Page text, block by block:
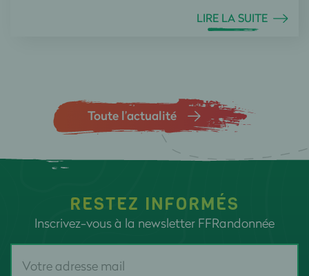
LIRE LA SUITE
Toute l’actualité
RESTEZ INFORMÉS
Inscrivez-vous à la newsletter FFRandonnée